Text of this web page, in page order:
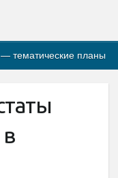
тематические планы